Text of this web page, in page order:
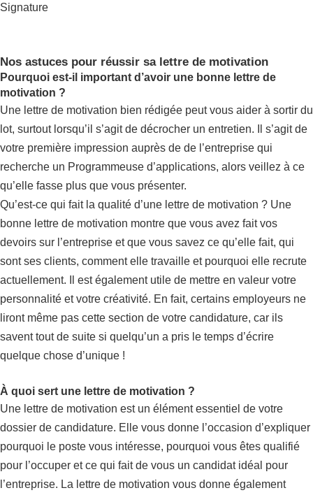
Signature
Nos astuces pour réussir sa lettre de motivation
Pourquoi est-il important d’avoir une bonne lettre de
motivation ?
Une lettre de motivation bien rédigée peut vous aider à sortir du
lot, surtout lorsqu’il s’agit de décrocher un entretien. Il s’agit de
votre première impression auprès de de l’entreprise qui
recherche un Programmeuse d’applications, alors veillez à ce
qu’elle fasse plus que vous présenter.
Qu’est-ce qui fait la qualité d’une lettre de motivation ? Une
bonne lettre de motivation montre que vous avez fait vos
devoirs sur l’entreprise et que vous savez ce qu’elle fait, qui
sont ses clients, comment elle travaille et pourquoi elle recrute
actuellement. Il est également utile de mettre en valeur votre
personnalité et votre créativité. En fait, certains employeurs ne
liront même pas cette section de votre candidature, car ils
savent tout de suite si quelqu’un a pris le temps d’écrire
quelque chose d’unique !
À quoi sert une lettre de motivation ?
Une lettre de motivation est un élément essentiel de votre
dossier de candidature. Elle vous donne l’occasion d’expliquer
pourquoi le poste vous intéresse, pourquoi vous êtes qualifié
pour l’occuper et ce qui fait de vous un candidat idéal pour
l’entreprise. La lettre de motivation vous donne également